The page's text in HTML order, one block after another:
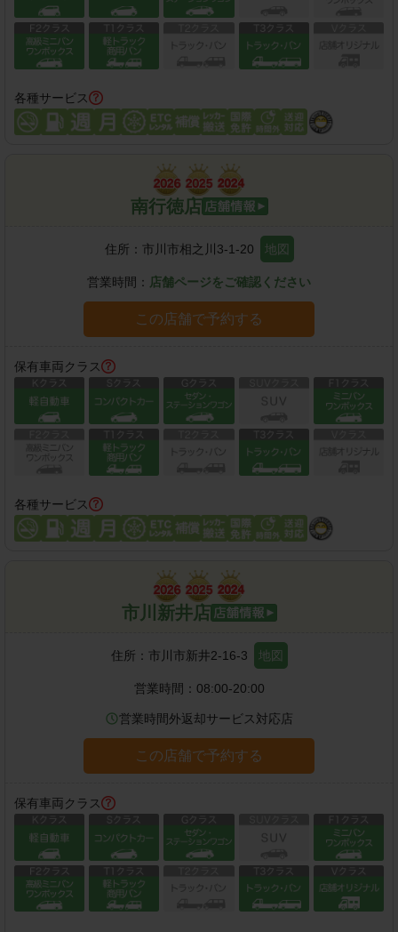
各種サービス
南行徳店
住所： 市川市相之川3-1-20 地図
営業時間： 店舗ページをご確認ください
この店舗で予約する
保有車両クラス
各種サービス
市川新井店
住所： 市川市新井2-16-3 地図
営業時間： 08:00-20:00
営業時間外返却サービス対応店
この店舗で予約する
保有車両クラス